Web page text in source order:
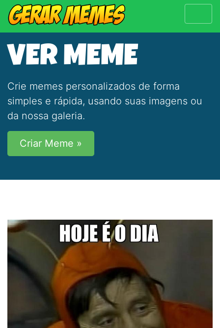
VER MEME
Crie memes personalizados de forma
simples e rápida, usando suas imagens ou
da nossa galeria.
Criar Meme »